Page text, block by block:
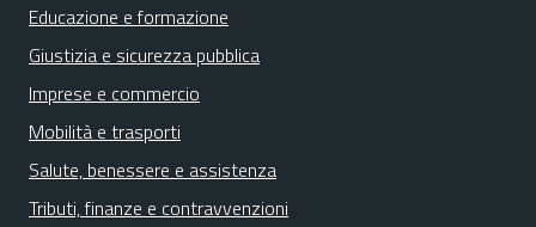
Educazione e formazione
Giustizia e sicurezza pubblica
Imprese e commercio
Mobilità e trasporti
Salute, benessere e assistenza
Tributi, finanze e contravvenzioni